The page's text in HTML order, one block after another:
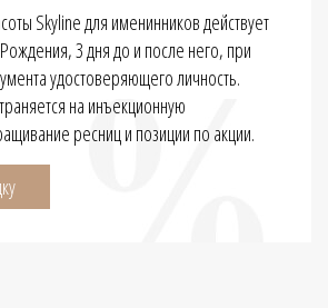
Skyline для именинников действует
3 дня до и после него, при
удостоверяющего личность.
на инъекционную
ресниц и позиции по акции.